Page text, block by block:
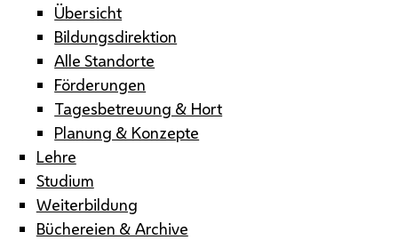
Übersicht
Bildungsdirektion
Alle Standorte
Förderungen
Tagesbetreuung & Hort
Planung & Konzepte
Lehre
Studium
Weiterbildung
Büchereien & Archive